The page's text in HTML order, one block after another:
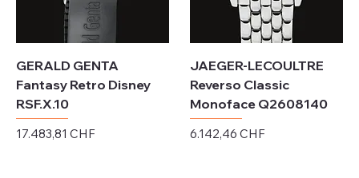
GERALD GENTA
Fantasy Retro Disney
RSF.X.10
Preis
17.483,81 CHF
JAEGER-LECOULTRE
Reverso Classic
Monoface Q2608140
Preis
6.142,46 CHF